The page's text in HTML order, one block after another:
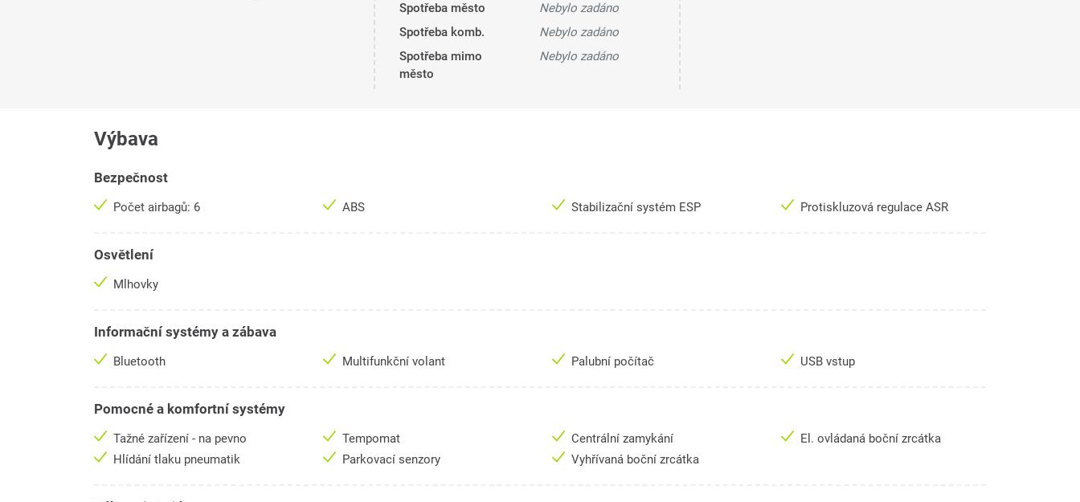
Spotřeba město
Nebylo zadáno
Spotřeba komb.
Nebylo zadáno
Spotřeba mimo
město
Nebylo zadáno
Výbava
Bezpečnost
Počet airbagů: 6 ABS Stabilizační systém ESP Protiskluzová regulace ASR
Osvětlení
Mlhovky
Informační systémy a zábava
Bluetooth Multifunkční volant Palubní počítač USB vstup
Pomocné a komfortní systémy
Tažné zařízení - na pevno Tempomat Centrální zamykání
El. ovládaná boční zrcátka
Hlídání tlaku pneumatik
Parkovací senzory Vyhřívaná boční zrcátka